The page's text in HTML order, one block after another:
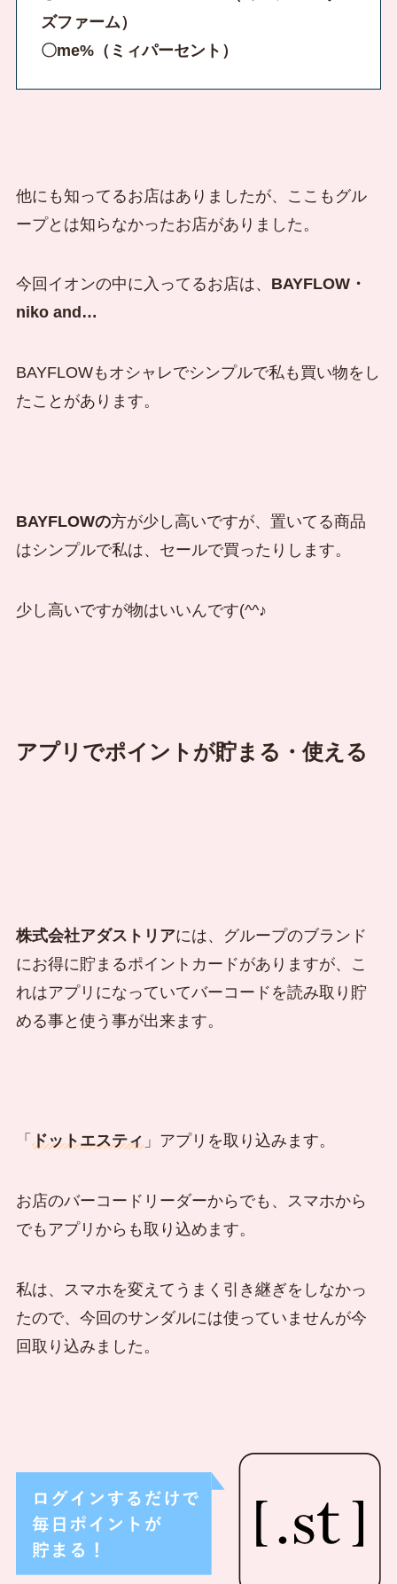
ズファーム）
〇me%（ミィパーセント）
他にも知ってるお店はありましたが、ここもグル
ープとは知らなかったお店がありました。
今回イオンの中に入ってるお店は、 BAYFLOW・
niko and…
BAYFLOWもオシャレでシンプルで私も買い物をし
たことがあります。
BAYFLOWの方が少し高いですが、置いてる商品
はシンプルで私は、セールで買ったりします。
少し高いですが物はいいんです(^^♪
アプリでポイントが貯まる・使える
株式会社アダストリアには、グループのブランド
にお得に貯まるポイントカードがありますが、こ
れはアプリになっていてバーコードを読み取り貯
める事と使う事が出来ます。
「 ドットエスティ」アプリを取り込みます。
お店のバーコードリーダーからでも、スマホから
でもアプリからも取り込めます。
私は、スマホを変えてうまく引き継ぎをしなかっ
たので、今回のサンダルには使っていませんが今
回取り込みました。